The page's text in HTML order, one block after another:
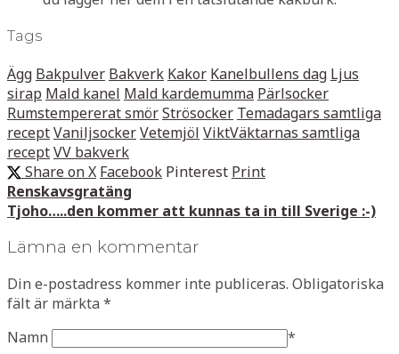
Tags
Ägg Bakpulver Bakverk Kakor Kanelbullens dag Ljus
sirap Mald kanel Mald kardemumma Pärlsocker
Rumstempererat smörStrösocker Temadagars samtliga
receptVaniljsockerVetemjöl ViktVäktarnas samtliga
receptVV bakverk
Share on X Facebook Pinterest Print
Renskavsgratäng
Tjoho…..den kommer att kunnas ta in till Sverige :-)
Lämna en kommentar
Din e-postadress kommer inte publiceras. Obligatoriska
fält är märkta *
Namn
*